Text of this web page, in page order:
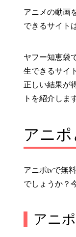
アニメの動画
できるサイト
ヤフー知恵袋
生できるサイ
正しい結果が
トを紹介しま
アニポ
アニポtvで無
でしょうか？
アニ